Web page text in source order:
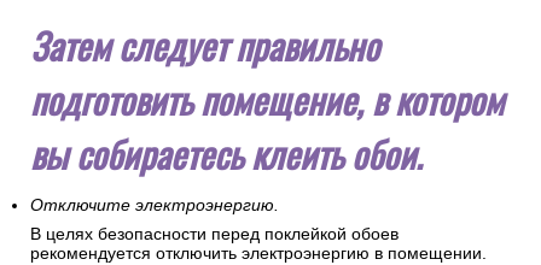
Затем следует правильно
подготовить помещение, в котором
вы собираетесь клеить обои.
Отключите электроэнергию.
В целях безопасности перед поклейкой обоев
рекомендуется отключить электроэнергию в помещении.